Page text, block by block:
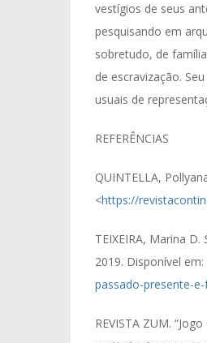
vestígios de seus
pesquisando em
sobretudo, de
de escravização.
usuais de
REFERÊNCIAS
QUINTELLA,
<https://
TEIXEIRA, Marina D.
2019. Disponível em:
passado-presente-
REVISTA ZUM.